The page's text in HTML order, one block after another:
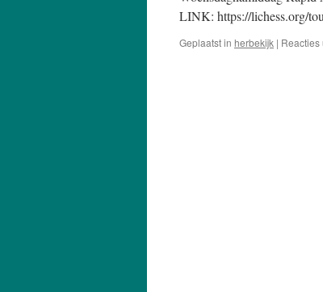
LINK: https://lichess.org/
Geplaatst in herbekijk | Reacties